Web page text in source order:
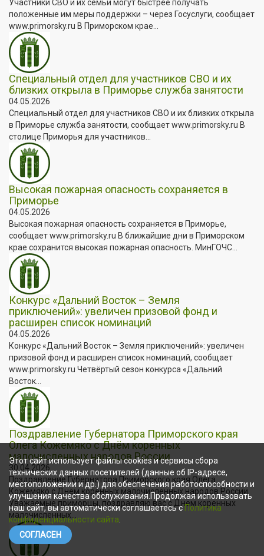
Участники СВО и их семьи могут быстрее получать
положенные им меры поддержки – через Госуслуги, сообщает
www.primorsky.ru В Приморском крае...
Специальный отдел для участников СВО и их
близких открыла в Приморье служба занятости
04.05.2026
Специальный отдел для участников СВО и их близких открыла
в Приморье служба занятости, сообщает www.primorsky.ru В
столице Приморья для участников...
Высокая пожарная опасность сохраняется в
Приморье
04.05.2026
Высокая пожарная опасность сохраняется в Приморье,
сообщает www.primorsky.ru В ближайшие дни в Приморском
крае сохранится высокая пожарная опасность. МинГОЧС...
Конкурс «Дальний Восток – Земля
приключений»: увеличен призовой фонд и
расширен список номинаций
04.05.2026
Конкурс «Дальний Восток – Земля приключений»: увеличен
призовой фонд и расширен список номинаций, сообщает
www.primorsky.ru Четвёртый сезон конкурса «Дальний
Восток...
Поздравление Губернатора Приморского края
Олега Кожемяко с Днём коренных
малочисленных народов России
30.04.2026
Поздравление Губернатора Приморского края Олега
Кожемяко с Днём коренных малочисленных народов России
Уважаемые приморцы, поздравляю вас с Днём коренных
малочисленных...
Этот сайт использует файлы cookies и сервисы сбора
технических данных посетителей (данные об IP-адресе,
местоположении и др.) для обеспечения работоспособности и
улучшения качества обслуживания.Продолжая использовать
наш сайт, вы автоматически соглашаетесь сПолитика
конфиденциальности сайта
СОГЛАСЕН